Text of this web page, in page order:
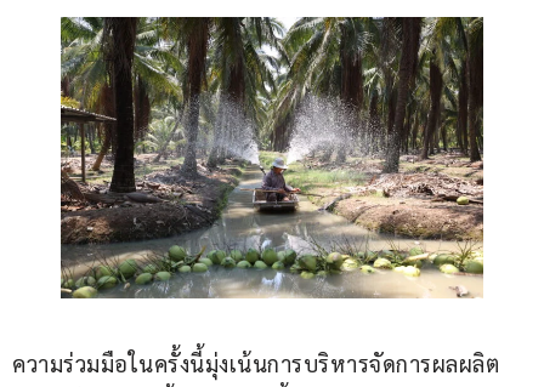
ความร่วมมือในครั้งนี้มุ่งเน้นการบริหารจัดการผลผลิต